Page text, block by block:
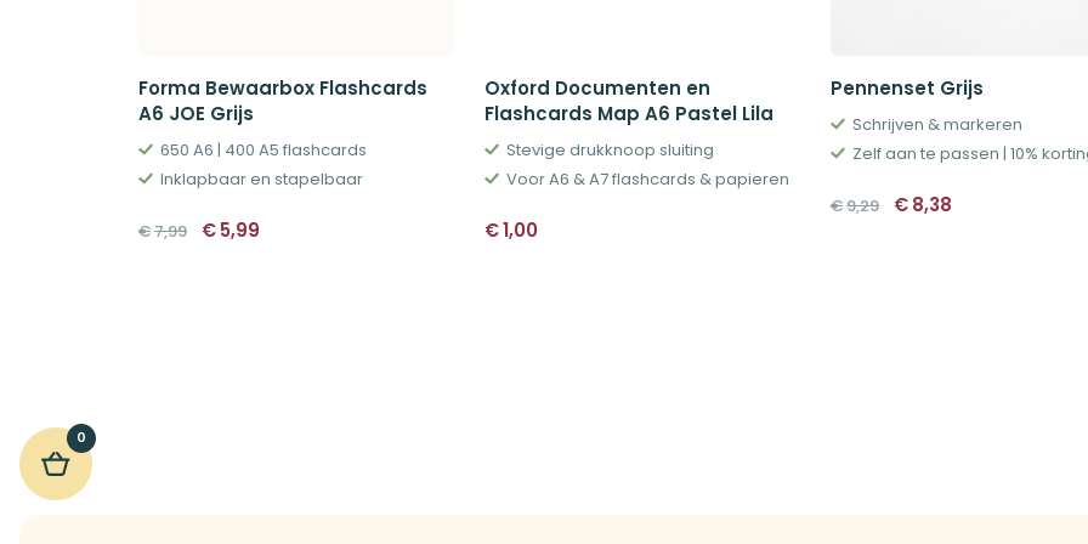
Forma Bewaarbox Flashcards
A6 JOE Grijs
650 A6 | 400 A5 flashcards
Inklapbaar en stapelbaar
€7,99 Oorspronkelijke
prijs
€5,99
Oxford Documenten en
Flashcards Map A6 Pastel Lila
Stevige drukknoop sluiting
Voor A6 & A7 flashcards & papieren
€1,00
Pennenset Grijs
Schrijven & markeren
Zelf aan te passen | 10%
€9,29 Oorspronkelijke
prijs
€8,38
0